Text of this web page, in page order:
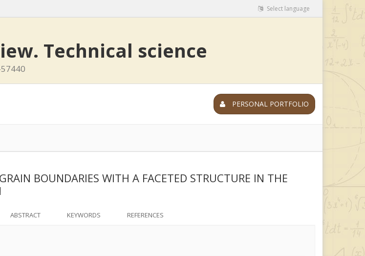
Select language
Technical science
PERSONAL PORTFOLIO
BOUNDARIES WITH A FACETED STRUCTURE IN THE
ABSTRACT KEYWORDS REFERENCES